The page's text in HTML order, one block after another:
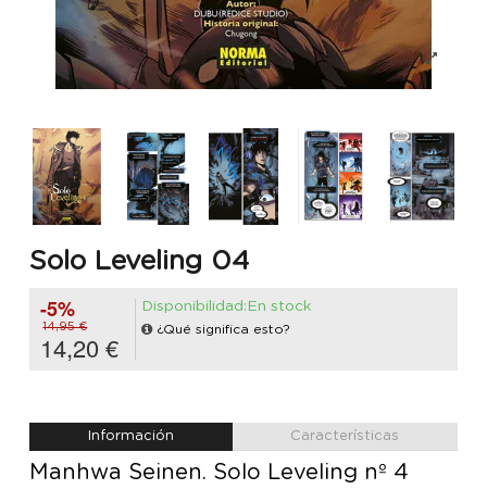
Solo Leveling 04
-5%
14,95 €
14,20 €
Disponibilidad:En stock
¿Qué significa esto?
Información Características
Manhwa Seinen. Solo Leveling nº 4